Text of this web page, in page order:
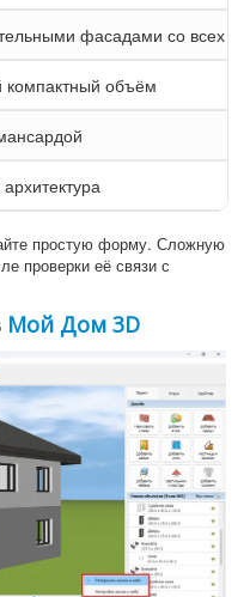
фасадами со всех
объём
простую форму. Сложную
проверки её связи с
Мой Дом 3D